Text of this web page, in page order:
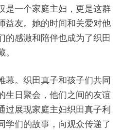
是一个家庭主妇，更是这群
益友。她的时间和关爱对他
的感激和陪伴也成为了织田
幕。织田真子和孩子们共同
生日聚会，他们之间的友谊
过展现家庭主妇织田真子利
学们的故事，向观众传递了